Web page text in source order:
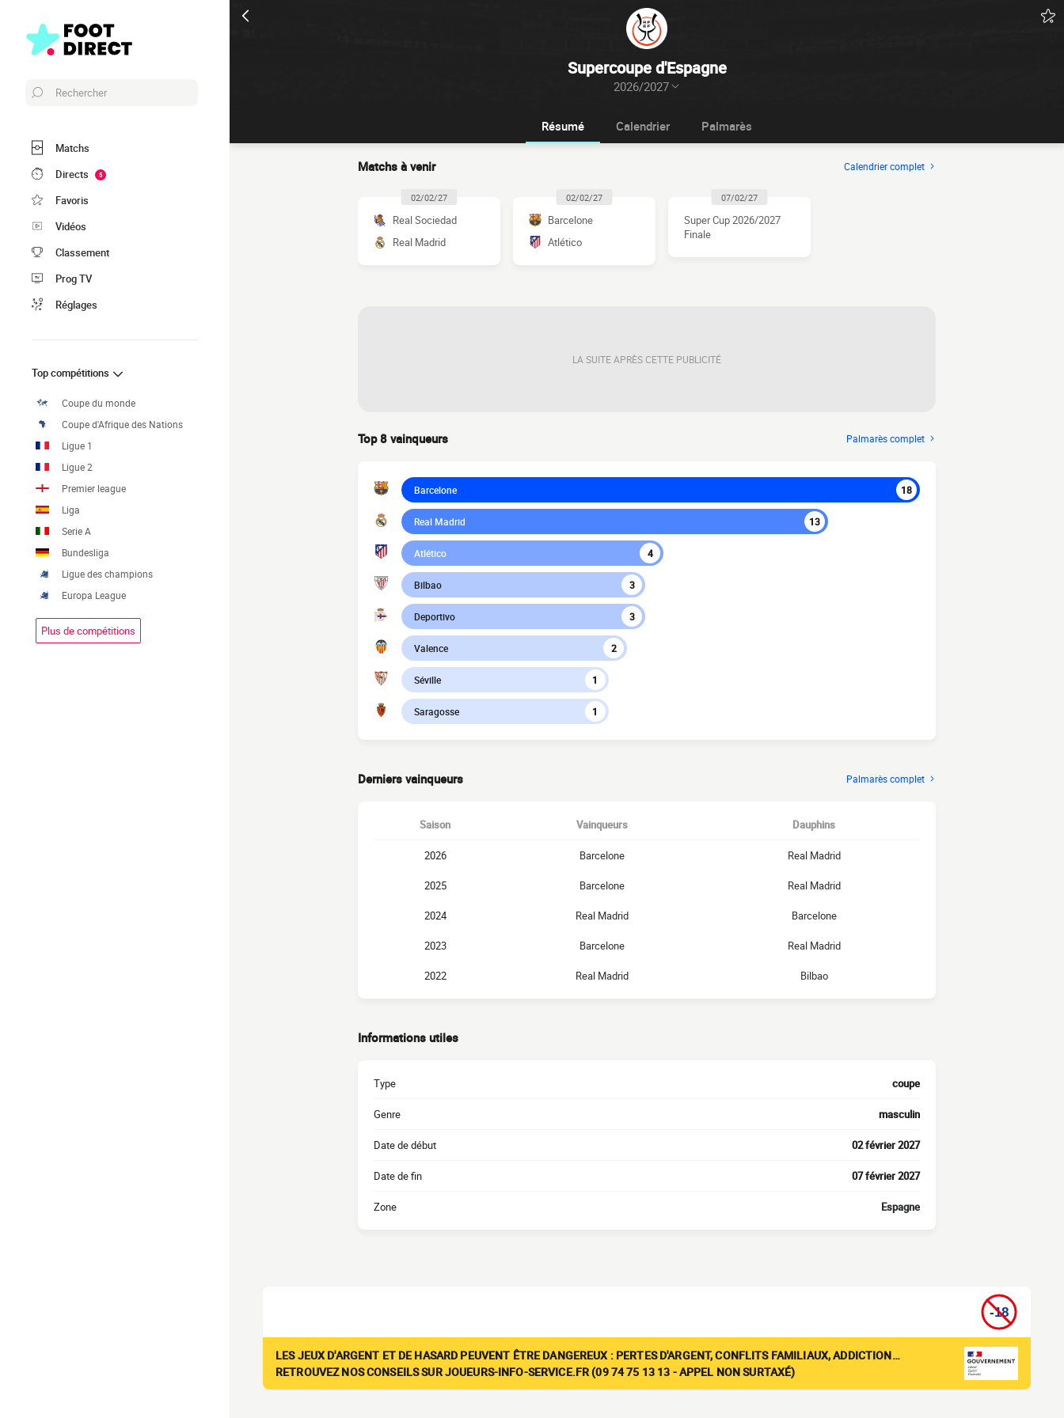
Supercoupe d'Espagne
2026/2027
Rechercher
Matchs
Directs
5
Favoris
Vidéos
Classement
Prog TV
Réglages
Top compétitions
Coupe du monde
Coupe d'Afrique des Nations
Ligue 1
Ligue 2
Premier league
Liga
Serie A
Bundesliga
Ligue des champions
Europa League
Plus de compétitions
Résumé Calendrier Palmarès
Matchs à venir Calendrier complet
02/02/27
Real Sociedad
Real Madrid
02/02/27
Barcelone
Atlético
07/02/27
Super Cup 2026/2027
Finale
LA SUITE APRÈS CETTE PUBLICITÉ
Top 8 vainqueurs Palmarès complet
Barcelone 18
Real Madrid 13
Atlético 4
Bilbao 3
Deportivo 3
Valence 2
Séville 1
Saragosse 1
Derniers vainqueurs Palmarès complet
Saison Vainqueurs Dauphins
2026 Barcelone Real Madrid
2025 Barcelone Real Madrid
2024 Real Madrid Barcelone
2023 Barcelone Real Madrid
2022 Real Madrid Bilbao
Informations utiles
Type coupe
Genre masculin
Date de début 02 février 2027
Date de fin 07 février 2027
Zone Espagne
LES JEUX D'ARGENT ET DE HASARD PEUVENT ÊTRE DANGEREUX : PERTES D'ARGENT, CONFLITS FAMILIAUX, ADDICTION…
RETROUVEZ NOS CONSEILS SUR JOUEURS-INFO-SERVICE.FR (09 74 75 13 13 - APPEL NON SURTAXÉ)